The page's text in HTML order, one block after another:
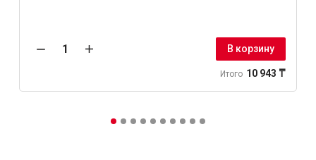
В корзину
Итого 10 943 ₸